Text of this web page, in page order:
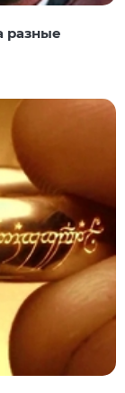
разные